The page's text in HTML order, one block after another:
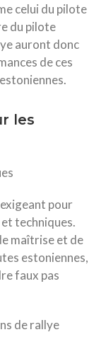
celui du pilote
du pilote
auront donc
de ces
les
pour
techniques.
maîtrise et de
estoniennes,
faux pas
de rallye